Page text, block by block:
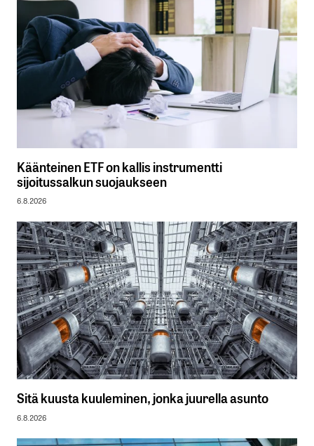
Käänteinen ETF on kallis instrumentti
sijoitussalkun suojaukseen
6.8.2026
Sitä kuusta kuuleminen, jonka juurella asunto
6.8.2026